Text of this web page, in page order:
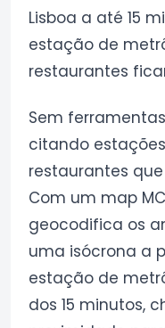
Lisboa a até 15
estação de
restaurantes
Sem
citando
restaurantes
Com um map
geocodifica os
uma isócrona a
estação de
dos 15 minutos,